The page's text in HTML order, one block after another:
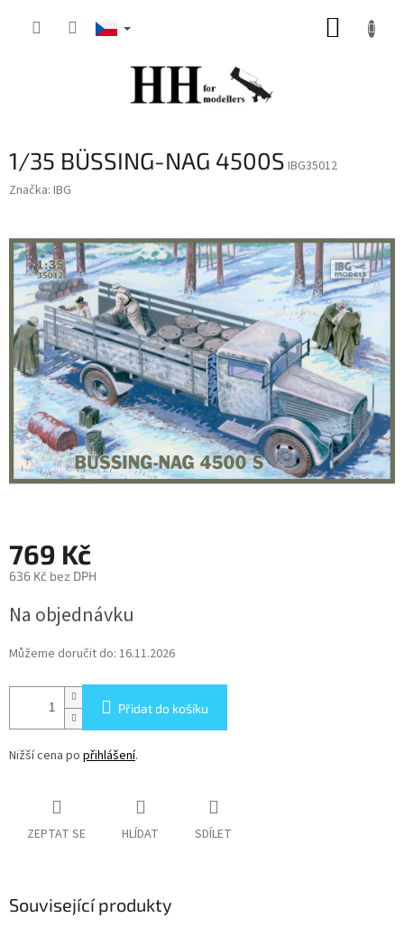
1/35 BÜSSING-NAG 4500S IBG35012
Značka: IBG
769 Kč
636 Kč bez DPH
cena:
Na objednávku
Můžeme doručit do: 16.11.2026
Přidat do košíku
Nižší cena po přihlášení.
ZEPTAT SE HLÍDAT SDÍLET
Související produkty